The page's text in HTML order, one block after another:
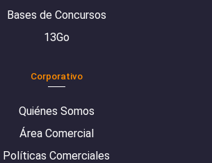
Bases de Concursos
13Go
Corporativo
Quiénes Somos
Área Comercial
Políticas Comerciales